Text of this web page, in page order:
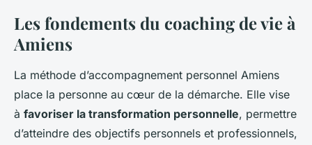
Les fondements du coaching de vie à
Amiens
La méthode d’accompagnement personnel Amiens
place la personne au cœur de la démarche. Elle vise
à favoriser la transformation personnelle, permettre
d’atteindre des objectifs personnels et professionnels,